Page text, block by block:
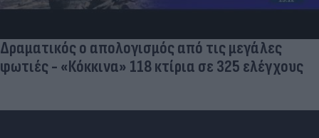
Δραματικός ο απολογισμός από τις μεγάλες
φωτιές - «Κόκκινα» 118 κτίρια σε 325 ελέγχους